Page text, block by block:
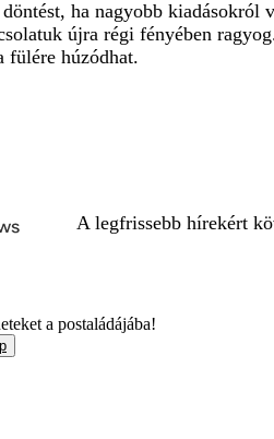
ha nagyobb kiadásokról
újra régi fényében
fülére húzódhat.
A legfrissebb hírekért
a postaládájába!